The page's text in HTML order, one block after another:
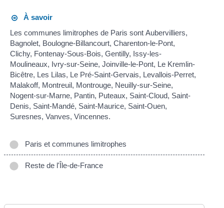
À savoir
Les communes limitrophes de Paris sont Aubervilliers,
Bagnolet, Boulogne-Billancourt, Charenton-le-Pont,
Clichy, Fontenay-Sous-Bois, Gentilly, Issy-les-
Moulineaux, Ivry-sur-Seine, Joinville-le-Pont, Le Kremlin-
Bicêtre, Les Lilas, Le Pré-Saint-Gervais, Levallois-Perret,
Malakoff, Montreuil, Montrouge, Neuilly-sur-Seine,
Nogent-sur-Marne, Pantin, Puteaux, Saint-Cloud, Saint-
Denis, Saint-Mandé, Saint-Maurice, Saint-Ouen,
Suresnes, Vanves, Vincennes.
Paris et communes limitrophes
Reste de l'Île-de-France